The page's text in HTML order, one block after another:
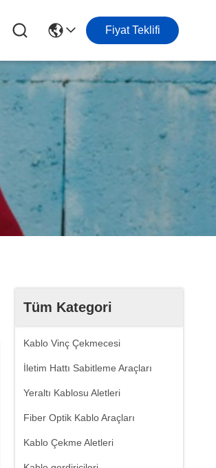
Fiyat Teklifi
Tüm Kategori
Kablo Vinç Çekmecesi
İletim Hattı Sabitleme Araçları
Yeraltı Kablosu Aletleri
Fiber Optik Kablo Araçları
Kablo Çekme Aletleri